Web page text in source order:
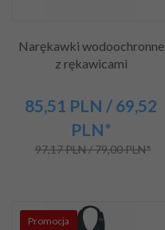
Narękawki wodoochronne
z rękawicami
85,51 PLN / 69,52
PLN*
97,17 PLN / 79,00 PLN*
Promocja